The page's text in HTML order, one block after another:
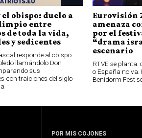
el obispo: duelo a
entre
de toda la vida,
y sedicentes
responde al obispo
llamándolo Don
sus
con traiciones del siglo
Eurovisión
amenaza
por el
“drama
escenario
RTVE se planta:
o España no va.
Benidorm Fest
POR MIS COJONES